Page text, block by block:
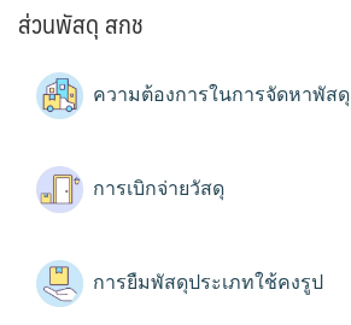
ส่วนพัสดุ สกช
ความต้องการในการจัดหาพัสดุ
การเบิกจ่ายวัสดุ
การยืมพัสดุประเภทใช้คงรูป